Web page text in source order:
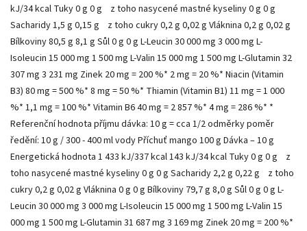
kJ/34 kcal Tuky 0 g 0 g z toho nasycené mastné kyseliny 0 g 0 g
Sacharidy 1,5 g 0,15 g z toho cukry 0,2 g 0,02 g Vláknina 0,2 g 0,02 g
Bílkoviny 80,5 g 8,1 g Sůl 0 g 0 g L-Leucin 30 000 mg 3 000 mg L-
Isoleucin 15 000 mg 1 500 mg L-Valin 15 000 mg 1 500 mg L-Glutamin 32
307 mg 3 231 mg Zinek 20 mg = 200 %* 2 mg = 20 %* Niacin (Vitamin
B3) 80 mg = 500 %* 8 mg = 50 %* Thiamin (Vitamin B1) 11 mg = 1 000
%* 1,1 mg = 100 %* Vitamin B6 40 mg = 2 857 %* 4 mg = 286 %* *
Referenční hodnota příjmu dávka: 10 g = cca 1/2 odměrky poměr
ředění: 10 g / 300 - 400 ml vody Příchuť mango 100 g Dávka – 10 g
Energetická hodnota 1 433 kJ/337 kcal 143 kJ/34 kcal Tuky 0 g 0 g z
toho nasycené mastné kyseliny 0 g 0 g Sacharidy 2,2 g 0,22 g z toho
cukry 0,2 g 0,02 g Vláknina 0 g 0 g Bílkoviny 79,7 g 8,0 g Sůl 0 g 0 g L-
Leucin 30 000 mg 3 000 mg L-Isoleucin 15 000 mg 1 500 mg L-Valin 15
000 mg 1 500 mg L-Glutamin 31 687 mg 3 169 mg Zinek 20 mg = 200 %*